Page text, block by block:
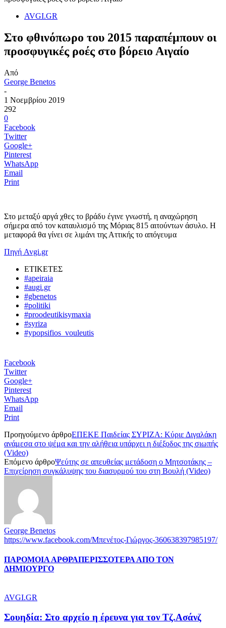
AVGI.GR
Στο φθινόπωρο του 2015 παραπέμπουν οι
προσφυγικές ροές στο βόρειο Αιγαίο
Από
George Benetos
-
1 Νοεμβρίου 2019
292
0
Facebook
Twitter
Google+
Pinterest
WhatsApp
Email
Print
Στο μεταξύ αργά χθες το βράδυ έγινε γνωστή, η αναχώρηση
σήμερα από τον καταυλισμό της Μόριας 815 αιτούντων άσυλο. Η
μεταφορά θα γίνει σε λιμάνι της Αττικής το απόγευμα
Πηγή Avgi.gr
ΕΤΙΚΕΤΕΣ
#apeiraia
#augi.gr
#gbenetos
#politiki
#proodeutikisymaxia
#syriza
#ypopsifios_vouleutis
Facebook
Twitter
Google+
Pinterest
WhatsApp
Email
Print
Προηγούμενο άρθροΕΠΕΚΕ Παιδείας ΣΥΡΙΖΑ: Κύριε Διγαλάκη
ανάμεσα στο ψέμα και την αλήθεια υπάρχει η διέξοδος της σιωπής
(Video)
Επόμενο άρθροΨεύτης σε απευθείας μετάδοση ο Μητσοτάκης –
Επιχείρηση συγκάλυψης του διασυρμού του στη Βουλή (Video)
George Benetos
https://www.facebook.com/Μπενέτος-Γιώργος-360638397985197/
ΠΑΡΟΜΟΙΑ ΑΡΘΡΑΠΕΡΙΣΣΟΤΕΡΑ ΑΠΟ ΤΟΝ
ΔΗΜΙΟΥΡΓΟ
AVGI.GR
Σουηδία: Στο αρχείο η έρευνα για τον Τζ.Ασάνζ